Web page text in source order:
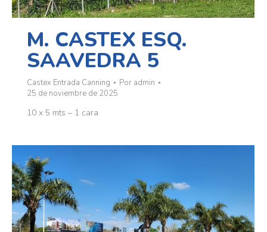
M. CASTEX ESQ.
SAAVEDRA 5
Castex Entrada Canning Por admin
25 de noviembre de 2025
10 x 5 mts – 1 cara